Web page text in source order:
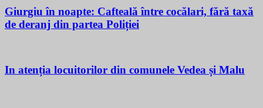
Giurgiu în noapte: Cafteală între cocălari, fără taxă
de deranj din partea Poliției
In atenția locuitorilor din comunele Vedea și Malu